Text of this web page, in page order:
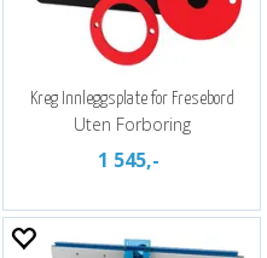
Kreg Innleggsplate for Fresebord
Uten Forboring
1 545,-